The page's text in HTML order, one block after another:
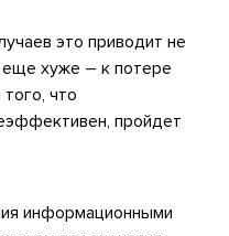
это приводит не
еще хуже – к потере
что
пройдет
информационными